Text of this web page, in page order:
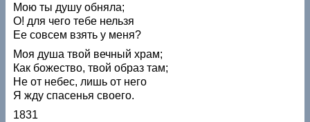
Мою ты душу обняла;
О! для чего тебе нельзя
Ее совсем взять у меня?
Моя душа твой вечный храм;
Как божество, твой образ там;
Не от небес, лишь от него
Я жду спасенья своего.
1831